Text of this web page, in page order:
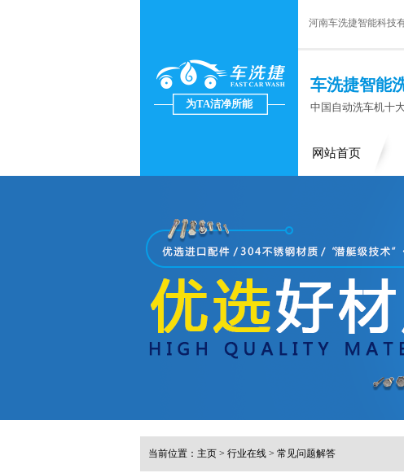
为TA洁净所能
河南车洗捷智能科技
车洗捷智能
中国自动洗车机十
网站首页
当前位置： 主页 > 行业在线 > 常见问题解答